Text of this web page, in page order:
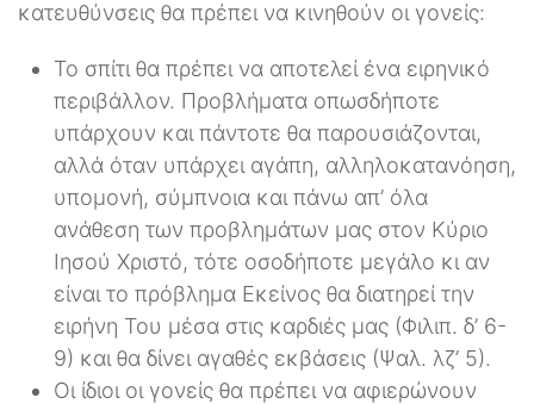
κατευθύνσεις θα πρέπει να κινηθούν οι γονείς:
Το σπίτι θα πρέπει να αποτελεί ένα ειρηνικό
περιβάλλον. Προβλήματα οπωσδήποτε
υπάρχουν και πάντοτε θα παρουσιάζονται,
αλλά όταν υπάρχει αγάπη, αλληλοκατανόηση,
υπομονή, σύμπνοια και πάνω απ’ όλα
ανάθεση των προβλημάτων μας στον Κύριο
Ιησού Χριστό, τότε οσοδήποτε μεγάλο κι αν
είναι το πρόβλημα Εκείνος θα διατηρεί την
ειρήνη Του μέσα στις καρδιές μας (Φιλιπ. δ’ 6-
9) και θα δίνει αγαθές εκβάσεις (Ψαλ. λζ’ 5).
Οι ίδιοι οι γονείς θα πρέπει να αφιερώνουν